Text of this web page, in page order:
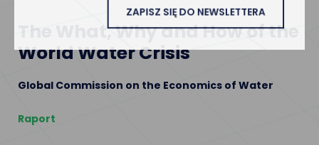
The What, Why and How of the
World Water Crisis
Global Commission on the Economics of Water
Raport
ZAPISZ SIĘ DO NEWSLETTERA